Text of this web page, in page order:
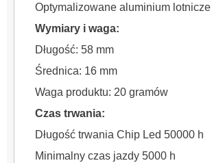
Optymalizowane aluminium lotnicze
Wymiary i waga:
Długość: 58 mm
Średnica: 16 mm
Waga produktu: 20 gramów
Czas trwania:
Długość trwania Chip Led 50000 h
Minimalny czas jazdy 5000 h